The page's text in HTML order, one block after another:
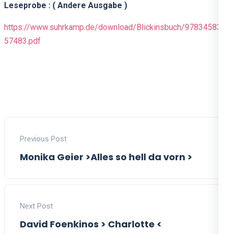
Leseprobe : ( Andere Ausgabe )
https://www.suhrkamp.de/download/Blickinsbuch/97834583
57483.pdf
Previous Post
Monika Geier >Alles so hell da vorn >
Next Post
David Foenkinos > Charlotte <